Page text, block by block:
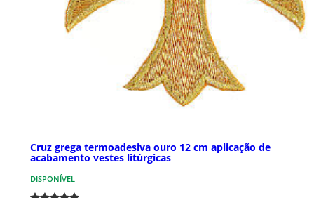
Cruz grega termoadesiva ouro 12 cm aplicação de
acabamento vestes litúrgicas
DISPONÍVEL